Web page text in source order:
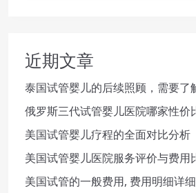
近期文章
泰国试管婴儿的后续照顾，需要了
俄罗斯三代试管婴儿医院哪家性价
美国试管婴儿疗程的全面对比分析
美国试管婴儿医院服务评价与费用
美国试管的一般费用, 费用明细详